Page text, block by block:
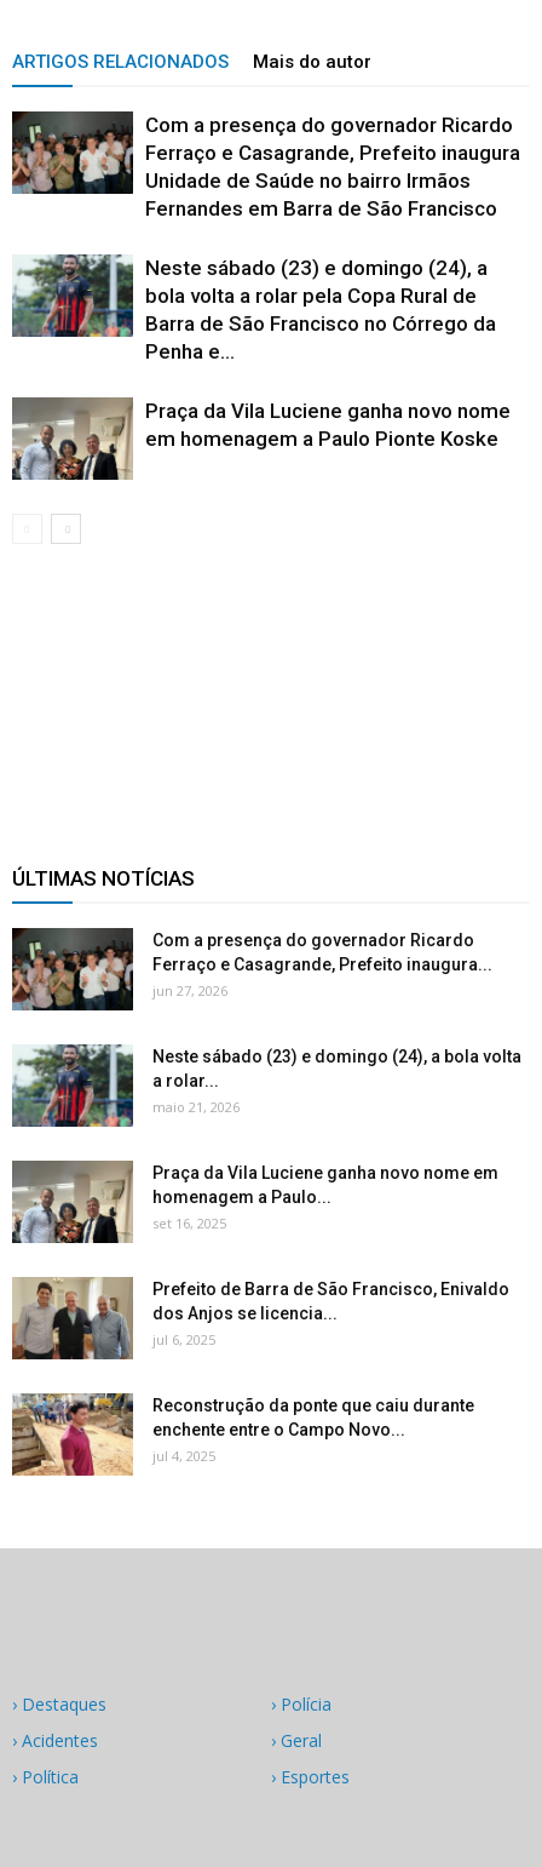
ARTIGOS RELACIONADOS Mais do autor
Com a presença do governador Ricardo
Ferraço e Casagrande, Prefeito inaugura
Unidade de Saúde no bairro Irmãos
Fernandes em Barra de São Francisco
Neste sábado (23) e domingo (24), a
bola volta a rolar pela Copa Rural de
Barra de São Francisco no Córrego da
Penha e...
Praça da Vila Luciene ganha novo nome
em homenagem a Paulo Pionte Koske
ÚLTIMAS NOTÍCIAS
Com a presença do governador Ricardo
Ferraço e Casagrande, Prefeito inaugura...
jun 27, 2026
Neste sábado (23) e domingo (24), a bola volta
a rolar...
maio 21, 2026
Praça da Vila Luciene ganha novo nome em
homenagem a Paulo...
set 16, 2025
Prefeito de Barra de São Francisco, Enivaldo
dos Anjos se licencia...
jul 6, 2025
Reconstrução da ponte que caiu durante
enchente entre o Campo Novo...
jul 4, 2025
› Destaques
› Acidentes
› Política
› Polícia
› Geral
› Esportes